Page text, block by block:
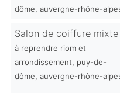
dôme, auvergne-rhône-
Salon de coiffure mixte
à reprendre riom et
arrondissement, puy-de-
dôme, auvergne-rhône-